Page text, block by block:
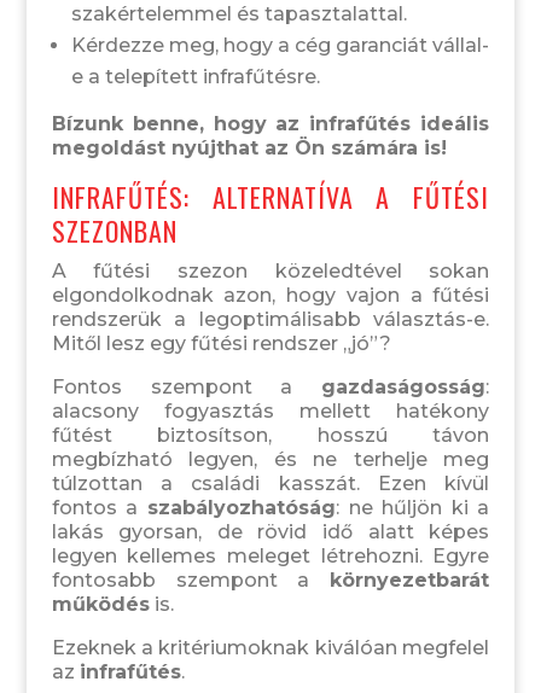
szakértelemmel és tapasztalattal.
Kérdezze meg, hogy a cég garanciát vállal-
e a telepített infrafűtésre.
Bízunk benne, hogy az infrafűtés ideális
megoldást nyújthat az Ön számára is!
INFRAFŰTÉS: ALTERNATÍVA A FŰTÉSI
SZEZONBAN
A fűtési szezon közeledtével sokan
elgondolkodnak azon, hogy vajon a fűtési
rendszerük a legoptimálisabb választás-e.
Mitől lesz egy fűtési rendszer „jó”?
Fontos szempont a gazdaságosság:
alacsony fogyasztás mellett hatékony
fűtést biztosítson, hosszú távon
megbízható legyen, és ne terhelje meg
túlzottan a családi kasszát. Ezen kívül
fontos a szabályozhatóság: ne hűljön ki a
lakás gyorsan, de rövid idő alatt képes
legyen kellemes meleget létrehozni. Egyre
fontosabb szempont a
környezetbarát
működésis.
Ezeknek a kritériumoknak kiválóan megfelel
az infrafűtés.